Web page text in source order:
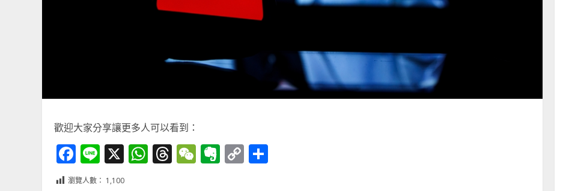
歡迎大家分享讓更多人可以看到：
Facebook
Line
X WhatsApp
Threads
WeChat
Evernote
Copy
瀏覽人數： 1,100